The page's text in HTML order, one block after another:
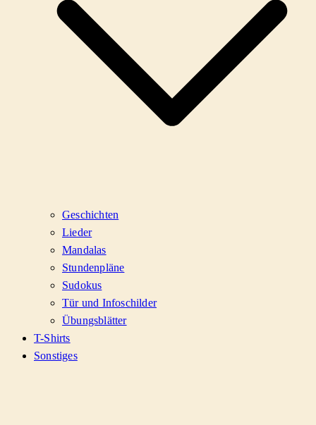
Geschichten
Lieder
Mandalas
Stundenpläne
Sudokus
Tür und Infoschilder
Übungsblätter
T-Shirts
Sonstiges